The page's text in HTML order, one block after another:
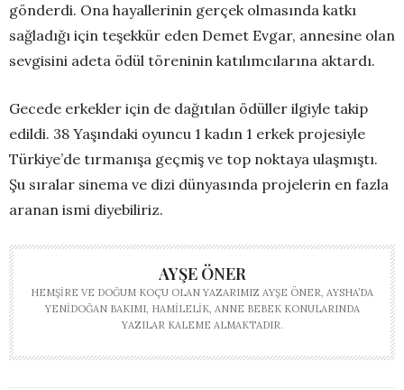
gönderdi. Ona hayallerinin gerçek olmasında katkı
sağladığı için teşekkür eden Demet Evgar, annesine olan
sevgisini adeta ödül töreninin katılımcılarına aktardı.
Gecede erkekler için de dağıtılan ödüller ilgiyle takip
edildi. 38 Yaşındaki oyuncu 1 kadın 1 erkek projesiyle
Türkiye’de tırmanışa geçmiş ve top noktaya ulaşmıştı.
Şu sıralar sinema ve dizi dünyasında projelerin en fazla
aranan ismi diyebiliriz.
AYŞE ÖNER
HEMŞIRE VE DOĞUM KOÇU OLAN YAZARIMIZ AYŞE ÖNER, AYSHA’DA
YENIDOĞAN BAKIMI, HAMILELIK, ANNE BEBEK KONULARINDA
YAZILAR KALEME ALMAKTADIR.